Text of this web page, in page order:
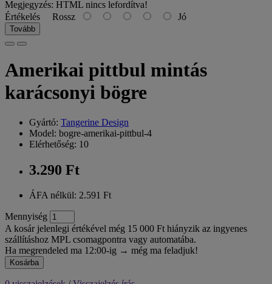
Megjegyzés: HTML nincs lefordítva!
Értékelés Rossz Jó
Tovább
Amerikai pittbul mintás
karácsonyi bögre
Gyártó: Tangerine Design
Model: bogre-amerikai-pittbul-4
Elérhetőség: 10
3.290 Ft
ÁFA nélkül: 2.591 Ft
Mennyiség
A kosár jelenlegi értékével még 15 000 Ft hiányzik az ingyenes
szállításhoz MPL csomagpontra vagy automatába.
Ha megrendeled ma 12:00-ig → még ma feladjuk!
Kosárba